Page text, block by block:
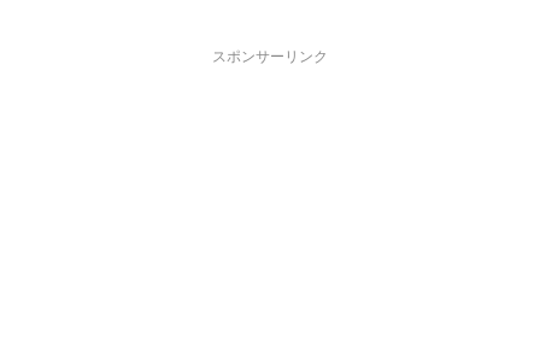
スポンサーリンク